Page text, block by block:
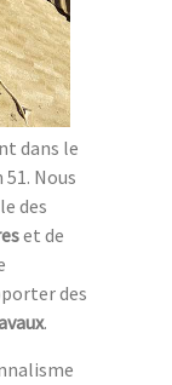
dans le
Nous
des
et de
des
.